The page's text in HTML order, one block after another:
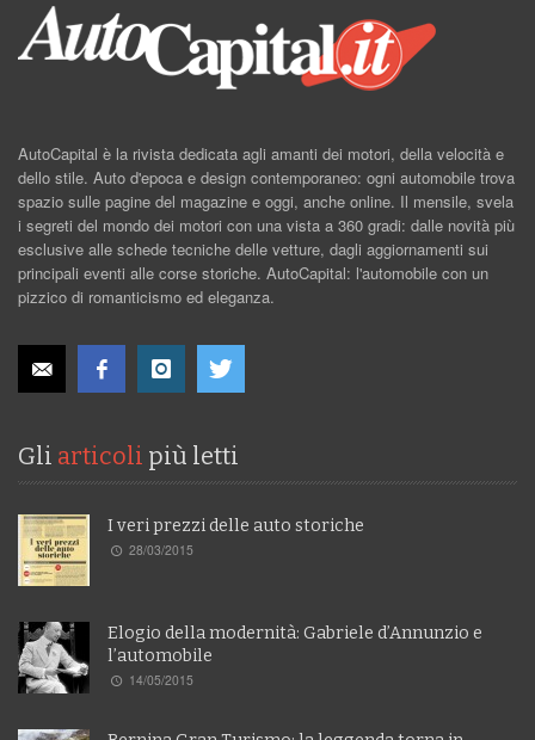
AutoCapital è la rivista dedicata agli amanti dei motori, della velocità e
dello stile. Auto d'epoca e design contemporaneo: ogni automobile trova
spazio sulle pagine del magazine e oggi, anche online. Il mensile, svela
i segreti del mondo dei motori con una vista a 360 gradi: dalle novità più
esclusive alle schede tecniche delle vetture, dagli aggiornamenti sui
principali eventi alle corse storiche. AutoCapital: l'automobile con un
pizzico di romanticismo ed eleganza.
Gli articoli più letti
I veri prezzi delle auto storiche
28/03/2015
Elogio della modernità: Gabriele d’Annunzio e
l’automobile
14/05/2015